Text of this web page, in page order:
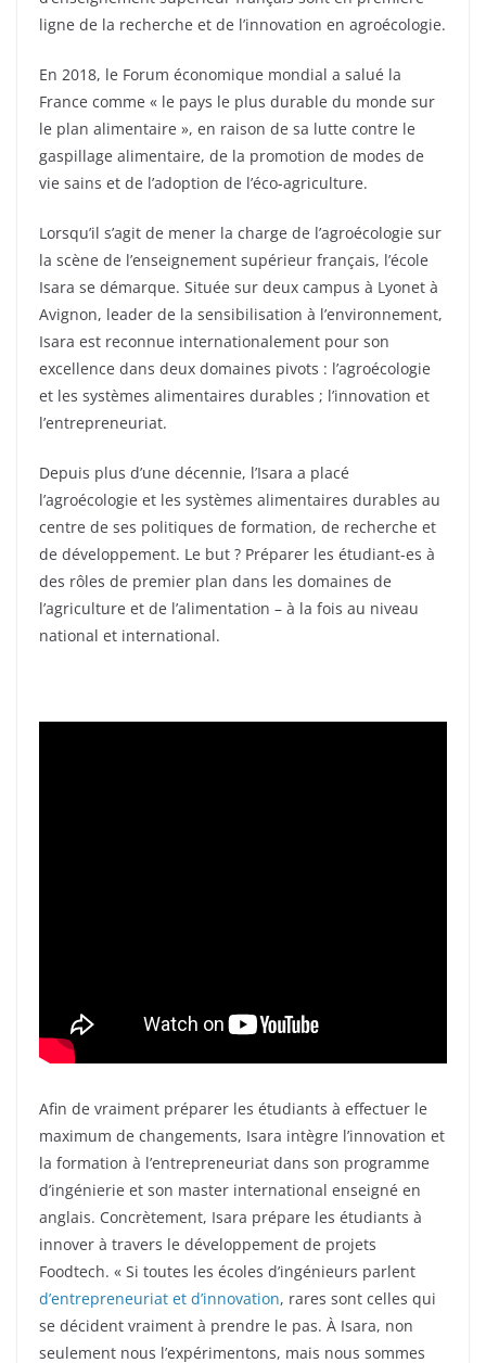
ligne de la recherche et de l’innovation en agroécologie.
En 2018, le Forum économique mondial a salué la
France comme « le pays le plus durable du monde sur
le plan alimentaire », en raison de sa lutte contre le
gaspillage alimentaire, de la promotion de modes de
vie sains et de l’adoption de l’éco-agriculture.
Lorsqu’il s’agit de mener la charge de l’agroécologie sur
la scène de l’enseignement supérieur français, l’école
Isara se démarque. Située sur deux campus à Lyonet à
Avignon, leader de la sensibilisation à l’environnement,
Isara est reconnue internationalement pour son
excellence dans deux domaines pivots : l’agroécologie
et les systèmes alimentaires durables ; l’innovation et
l’entrepreneuriat.
Depuis plus d’une décennie, l’Isara a placé
l’agroécologie et les systèmes alimentaires durables au
centre de ses politiques de formation, de recherche et
de développement. Le but ? Préparer les étudiant-es à
des rôles de premier plan dans les domaines de
l’agriculture et de l’alimentation – à la fois au niveau
national et international.
Afin de vraiment préparer les étudiants à effectuer le
maximum de changements, Isara intègre l’innovation et
la formation à l’entrepreneuriat dans son programme
d’ingénierie et son master international enseigné en
anglais. Concrètement, Isara prépare les étudiants à
innover à travers le développement de projets
Foodtech. « Si toutes les écoles d’ingénieurs parlent
d’entrepreneuriat et d’innovation, rares sont celles qui
se décident vraiment à prendre le pas. À Isara, non
seulement nous l’expérimentons, mais nous sommes